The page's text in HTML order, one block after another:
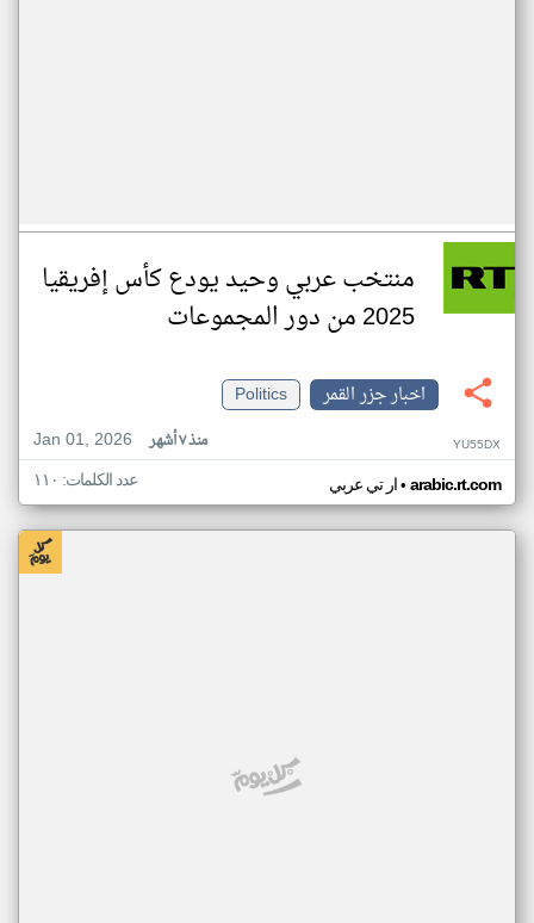
منتخب عربي وحيد يودع كأس إفريقيا
2025 من دور المجموعات
اخبار جزر القمر
Politics
Jan 01, 2026
منذ ٧ أشهر YU55DX
ار تي عربي• arabic.rt.com عدد الكلمات: ١١٠